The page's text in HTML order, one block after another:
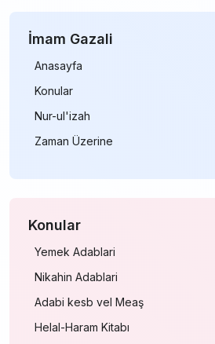
İmam Gazali
Anasayfa
Konular
Nur-ul'izah
Zaman Üzerine
Konular
Yemek Adablari
Nikahin Adablari
Adabi kesb vel Meaş
Helal-Haram Kitabı